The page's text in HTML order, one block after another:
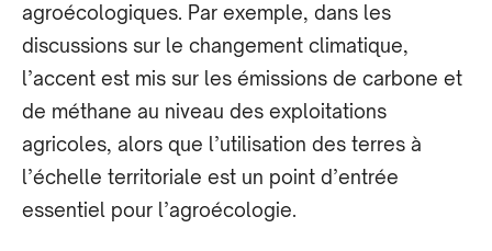
agroécologiques. Par exemple, dans les
discussions sur le changement climatique,
l’accent est mis sur les émissions de carbone et
de méthane au niveau des exploitations
agricoles, alors que l’utilisation des terres à
l’échelle territoriale est un point d’entrée
essentiel pour l’agroécologie.